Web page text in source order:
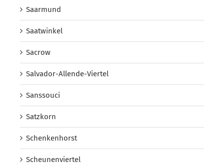
Saarmund
Saatwinkel
Sacrow
Salvador-Allende-Viertel
Sanssouci
Satzkorn
Schenkenhorst
Scheunenviertel